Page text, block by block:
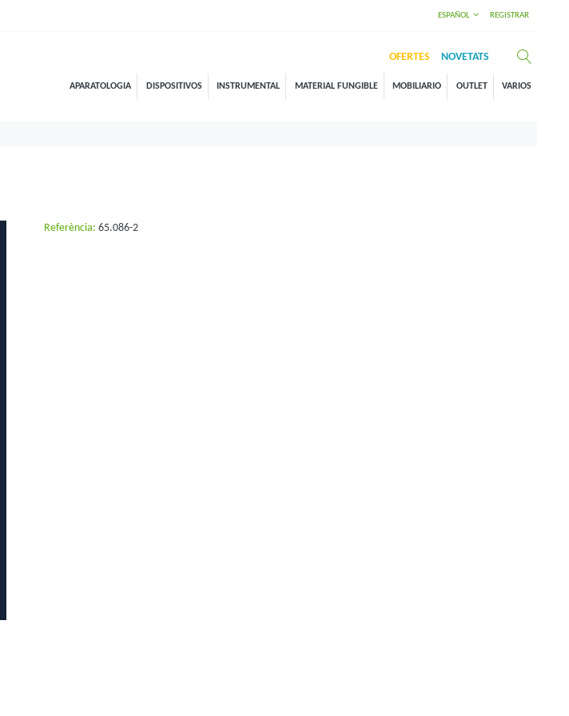
ESPAÑOL REGISTRAR
OFERTES NOVETATS
APARATOLOGIA DISPOSITIVOS INSTRUMENTAL MATERIAL FUNGIBLE MOBILIARIO OUTLET VARIOS
Referència: 65.086-2